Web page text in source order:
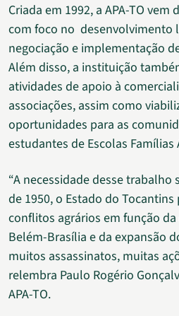
Criada em 1992, a APA-TO
com foco no desenvolvimento
negociação e implementação
Além disso, a instituição
atividades de apoio à
associações, assim como
oportunidades para as
estudantes de Escolas Famílias
“A necessidade desse
de 1950, o Estado do
conflitos agrários em função
Belém-Brasília e da expansão
muitos assassinatos, muitas
relembra Paulo Rogério
APA-TO.